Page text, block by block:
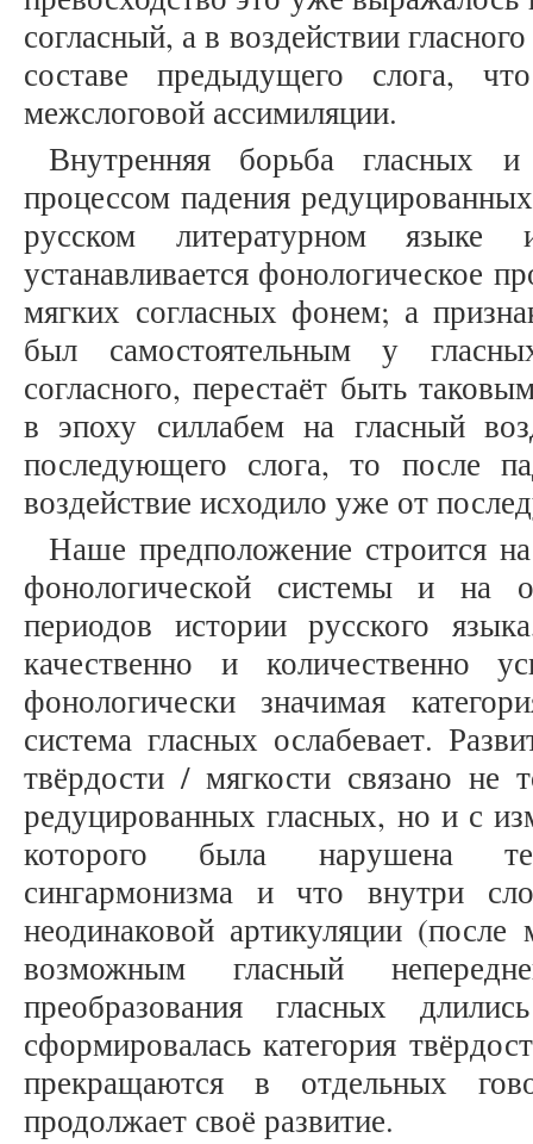
согласный, а в воздействии
составе предыдущего слога,
межслоговой ассимиляции.
Внутренняя борьба гласных
процессом падения
русском литературном
устанавливается фонологическое
мягких согласных фонем; а
был самостоятельным у
согласного, перестаёт быть
в эпоху силлабем на гласный
последующего слога, то после
воздействие исходило уже от
Наше предположение строится
фонологической системы и на
периодов истории русского
качественно и количественно
фонологически значимая
система гласных ослабевает.
твёрдости / мягкости связано не
редуцированных гласных, но и с
которого была нарушена
сингармонизма и что внутри
неодинаковой артикуляции (после
возможным гласный
преобразования гласных
сформировалась категория
прекращаются в отдельных
продолжает своё развитие.